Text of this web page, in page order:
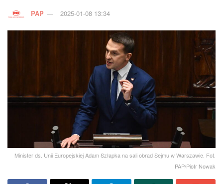
PAP 2025-01-08 13:34
Minister ds. Unii Europejskiej Adam Szłapka na sali obrad Sejmu w Warszawie. Fot.
PAP/Piotr Nowak